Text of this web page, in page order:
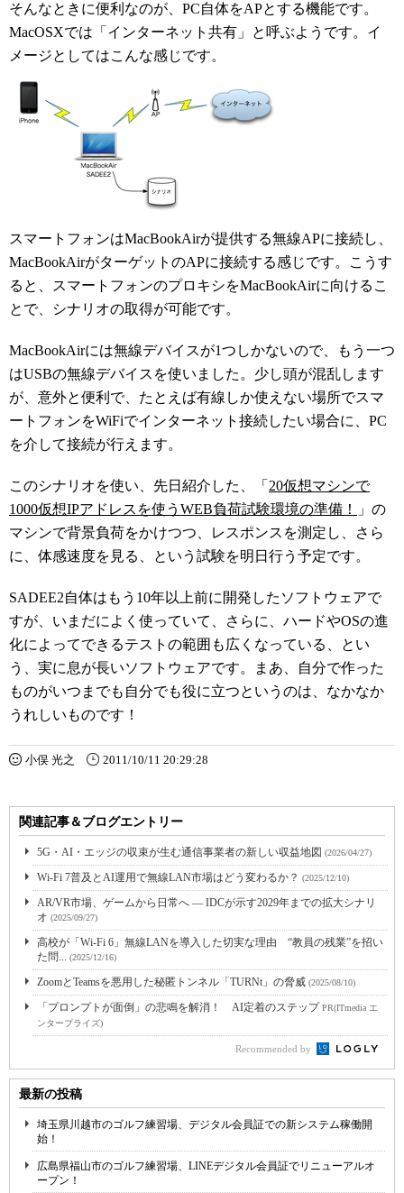
そんなときに便利なのが、PC自体をAPとする機能です。
MacOSXでは「インターネット共有」と呼ぶようです。イ
メージとしてはこんな感じです。
スマートフォンはMacBookAirが提供する無線APに接続し、
MacBookAirがターゲットのAPに接続する感じです。こうす
ると、スマートフォンのプロキシをMacBookAirに向けるこ
とで、シナリオの取得が可能です。
MacBookAirには無線デバイスが1つしかないので、もう一つ
はUSBの無線デバイスを使いました。少し頭が混乱します
が、意外と便利で、たとえば有線しか使えない場所でスマ
ートフォンをWiFiでインターネット接続したい場合に、PC
を介して接続が行えます。
このシナリオを使い、先日紹介した、「 20仮想マシンで
1000仮想IPアドレスを使うWEB負荷試験環境の準備！
」の
マシンで背景負荷をかけつつ、レスポンスを測定し、さら
に、体感速度を見る、という試験を明日行う予定です。
SADEE2自体はもう10年以上前に開発したソフトウェアで
すが、いまだによく使っていて、さらに、ハードやOSの進
化によってできるテストの範囲も広くなっている、とい
う、実に息が長いソフトウェアです。まあ、自分で作った
ものがいつまでも自分でも役に立つというのは、なかなか
うれしいものです！
小俣 光之 2011/10/11 20:29:28
関連記事＆ブログエントリー
5G・AI・エッジの収束が生む通信事業者の新しい収益地図 (2026/04/27)
Wi-Fi 7普及とAI運用で無線LAN市場はどう変わるか？ (2025/12/10)
AR/VR市場、ゲームから日常へ ― IDCが示す2029年までの拡大シナリ
オ (2025/09/27)
高校が「Wi-Fi 6」無線LANを導入した切実な理由 “教員の残業”を招い
た問... (2025/12/16)
ZoomとTeamsを悪用した秘匿トンネル「TURNt」の脅威 (2025/08/10)
「プロンプトが面倒」の悲鳴を解消！ AI定着のステップPR(ITmedia エ
ンタープライズ)
Recommended by
最新の投稿
埼玉県川越市のゴルフ練習場、デジタル会員証での新システム稼働開
始！
広島県福山市のゴルフ練習場、LINEデジタル会員証でリニューアルオ
ープン！